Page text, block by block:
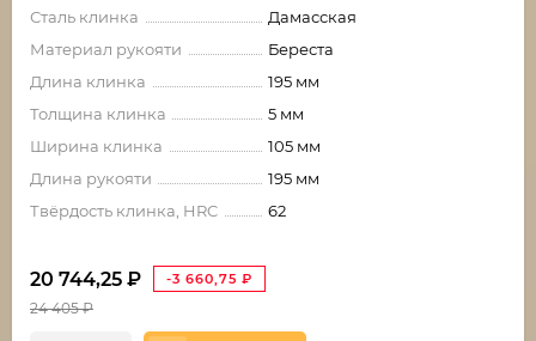
Сталь клинка
Дамасская
Материал рукояти
Береста
Длина клинка
195 мм
Толщина клинка
5 мм
Ширина клинка
105 мм
Длина рукояти
195 мм
Твёрдость клинка, HRC
62
20 744,25 ₽ -3 660,75 ₽
24 405₽